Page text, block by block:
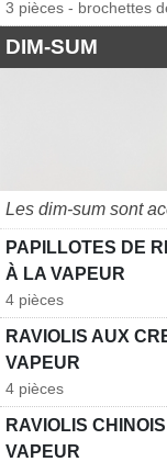
3 pièces - brochettes
DIM-SUM
Les dim-sum sont
PAPILLOTES DE
À LA VAPEUR
4 pièces
RAVIOLIS AUX
VAPEUR
4 pièces
RAVIOLIS
VAPEUR